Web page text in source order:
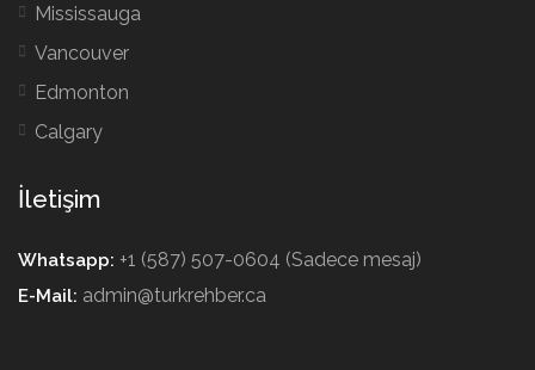
Mississauga
Vancouver
Edmonton
Calgary
İletişim
Whatsapp: +1 (587) 507-0604 (Sadece mesaj)
E-Mail: admin@turkrehber.ca